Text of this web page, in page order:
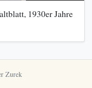
1930er Jahre
Zurek